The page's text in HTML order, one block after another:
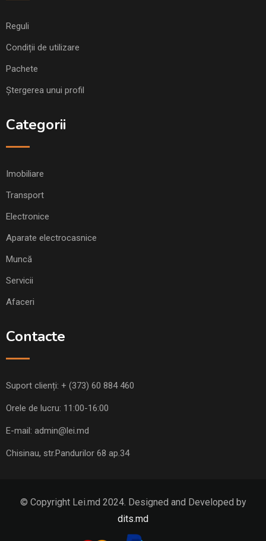
Reguli
Condiții de utilizare
Pachete
Ștergerea unui profil
Categorii
Imobiliare
Transport
Electronice
Aparate electrocasnice
Muncă
Servicii
Afaceri
Contacte
Suport clienți: + (373) 60 884 460
Orele de lucru: 11:00-16:00
E-mail: admin@lei.md
Chisinau, str.Pandurilor 68 ap.34
© Copyright Lei.md 2024. Designed and Developed by
dits.md